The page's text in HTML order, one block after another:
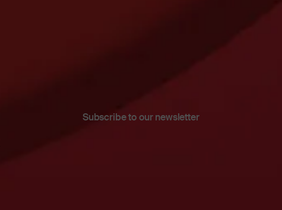
Subscribe to our newsletter